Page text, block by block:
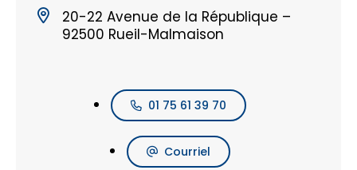
20-22 Avenue de la République –
92500 Rueil-Malmaison
01 75 61 39 70
Courriel